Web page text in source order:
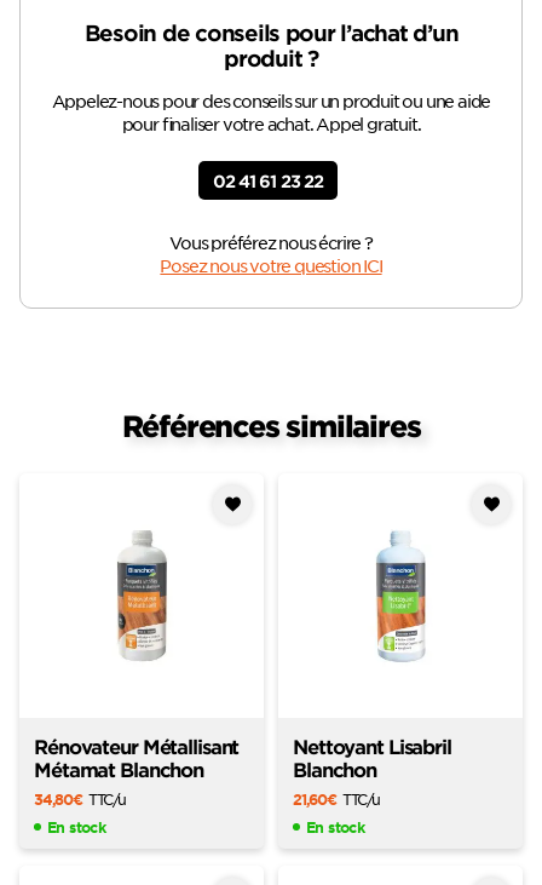
Besoin de conseils pour l’achat d’un
produit ?
Appelez-nous pour des conseils sur un produit ou une aide
pour finaliser votre achat. Appel gratuit.
02 41 61 23 22
Vous préférez nous écrire ?
Posez nous votre question ICI
Références similaires
à mes
Rénovateur Métallisant
Métamat Blanchon
34,80€ TTC/u
En stock
à mes
Nettoyant Lisabril
Blanchon
21,60€ TTC/u
En stock